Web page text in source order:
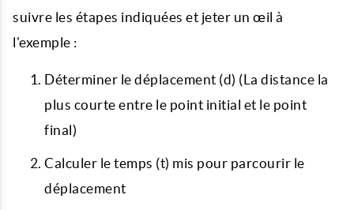
suivre les étapes indiquées et jeter un œil à
l'exemple :
Déterminer le déplacement (d) (La distance la
plus courte entre le point initial et le point
final)
Calculer le temps (t) mis pour parcourir le
déplacement